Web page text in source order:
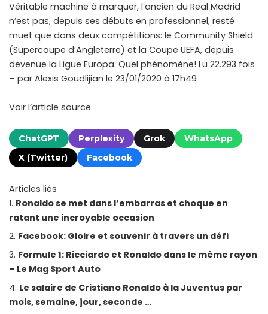
Véritable machine à marquer, l’ancien du Real Madrid
n’est pas, depuis ses débuts en professionnel, resté
muet que dans deux compétitions: le Community Shield
(Supercoupe d’Angleterre) et la Coupe UEFA, depuis
devenue la Ligue Europa. Quel phénomène! Lu 22.293 fois
– par Alexis Goudlijian le 23/01/2020 à 17h49
Voir l’article source
ChatGPT Perplexity Grok
WhatsApp
X (Twitter)
Facebook
Articles liés
Ronaldo se met dans l’embarras et choque en
ratant une incroyable occasion
Facebook: Gloire et souvenir à travers un défi
Formule 1: Ricciardo et Ronaldo dans le même rayon
– Le Mag Sport Auto
Le salaire de Cristiano Ronaldo à la Juventus par
mois, semaine, jour, seconde …